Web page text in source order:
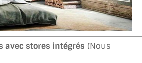
avec stores intégrés (Nous